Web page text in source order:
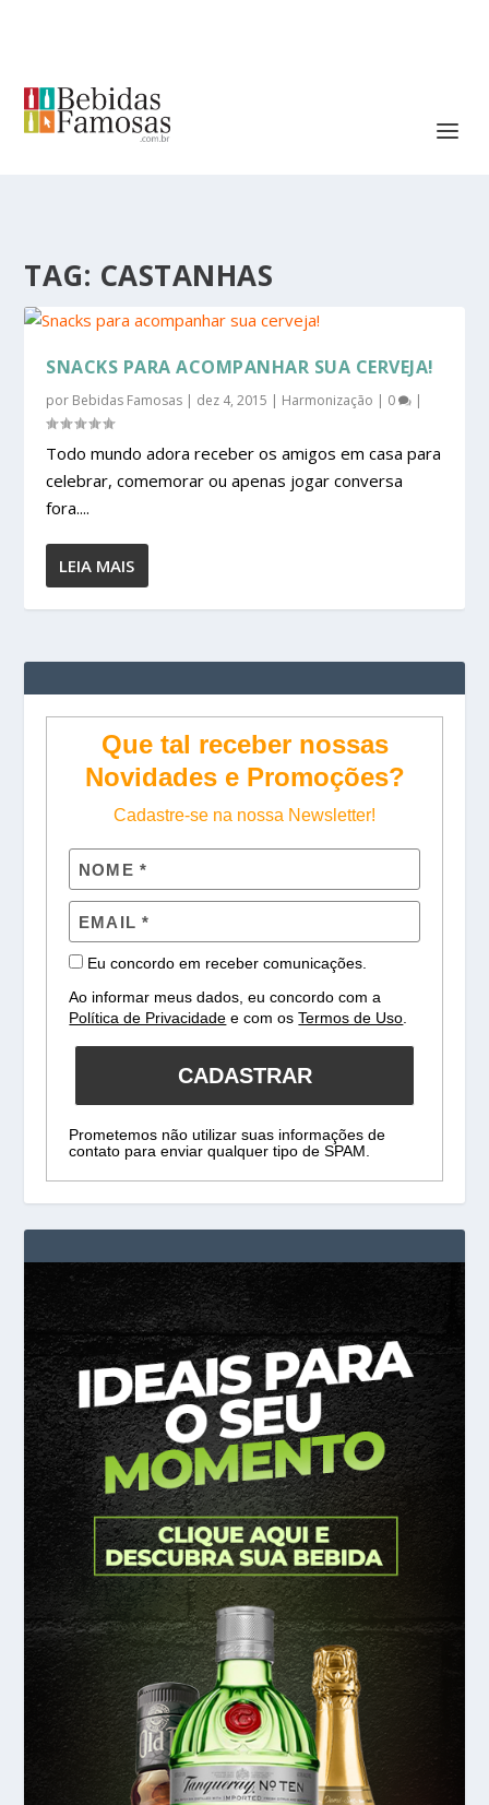
TAG: CASTANHAS
SNACKS PARA ACOMPANHAR SUA CERVEJA!
por Bebidas Famosas | dez 4, 2015 | Harmonização | 0 |
Todo mundo adora receber os amigos em casa para
celebrar, comemorar ou apenas jogar conversa
fora....
LEIA MAIS
Que tal receber nossas
Novidades e Promoções?
Cadastre-se na nossa Newsletter!
Eu concordo em receber comunicações.
Ao informar meus dados, eu concordo com a
Política de Privacidade e com osTermos de Uso
CADASTRAR
Prometemos não utilizar suas informações de
contato para enviar qualquer tipo de SPAM.